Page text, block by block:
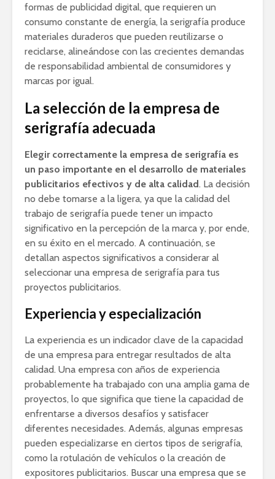
formas de publicidad digital, que requieren un
consumo constante de energía, la serigrafía produce
materiales duraderos que pueden reutilizarse o
reciclarse, alineándose con las crecientes demandas
de responsabilidad ambiental de consumidores y
marcas por igual.
La selección de la empresa de
serigrafía adecuada
Elegir correctamente la empresa de serigrafía es
un paso importante en el desarrollo de materiales
publicitarios efectivos y de alta calidad. La decisión
no debe tomarse a la ligera, ya que la calidad del
trabajo de serigrafía puede tener un impacto
significativo en la percepción de la marca y, por ende,
en su éxito en el mercado. A continuación, se
detallan aspectos significativos a considerar al
seleccionar una empresa de serigrafía para tus
proyectos publicitarios.
Experiencia y especialización
La experiencia es un indicador clave de la capacidad
de una empresa para entregar resultados de alta
calidad. Una empresa con años de experiencia
probablemente ha trabajado con una amplia gama de
proyectos, lo que significa que tiene la capacidad de
enfrentarse a diversos desafíos y satisfacer
diferentes necesidades. Además, algunas empresas
pueden especializarse en ciertos tipos de serigrafía,
como la rotulación de vehículos o la creación de
expositores publicitarios. Buscar una empresa que se